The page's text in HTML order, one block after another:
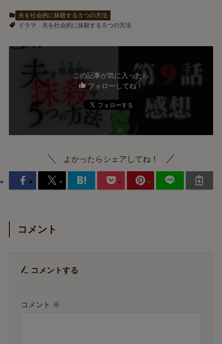
夫を社会的に抹殺する５つの方法
ドラマ
夫を社会的に抹殺する５つの方法
この記事が気に入ったら
フォローしてね！
よかったらシェアしてね！
コメント
コメントする
コメント ※